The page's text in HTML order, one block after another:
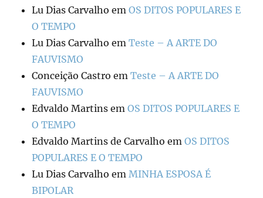
Lu Dias Carvalho emOS DITOS POPULARES E
O TEMPO
Lu Dias Carvalho emTeste – A ARTE DO
FAUVISMO
Conceição Castro emTeste – A ARTE DO
FAUVISMO
Edvaldo Martins emOS DITOS POPULARES E
O TEMPO
Edvaldo Martins de Carvalho emOS DITOS
POPULARES E O TEMPO
Lu Dias Carvalho em MINHA ESPOSA É
BIPOLAR